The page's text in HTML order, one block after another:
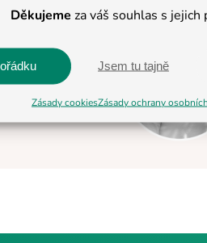
Děkujeme za váš souhlas s jejich
Jsem tu tajně
Zásady cookiesZásady ochrany
je
a Pelhřimově
úrovni se